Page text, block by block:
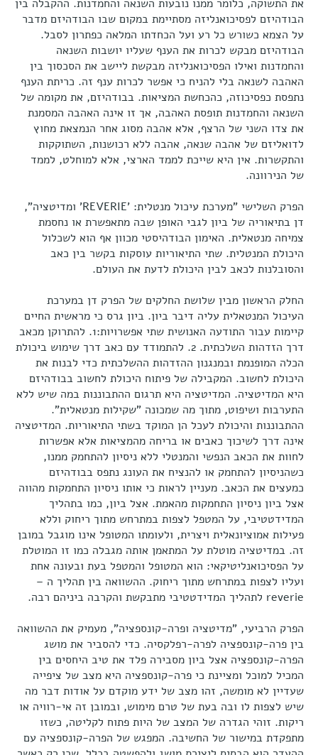
את התשוקה, כלומר ממנו נובעות השנאה והחמדנות. ההקבלה בין
הבודהיזם לפסיכואנליזה מסתיימת במקום שבו הבודהיזם מדבר
על הצמא כשורש כל רע ועל הכחדתו המלאה כפתרון לסבל.
הבודהיזם מבקש לכרות את הענף שעליו יושבות השנאה
והחמדנות ואילו הפסיכואנליזה מבקשת ליישב את הסכסוך בין
האהבה לשנאה בלי להניח כי אפשר לכרות ענף זה. כריתת הענף
נתפסת כפסיכוזה, כהכחשת המציאות. בבודהיזם, את מקומה של
השנאה והחמדנות תופסת האהבה, אך זו אינה האהבה המסמנת
את צדו השני של הרצף, אלא אהבה מסוג אחר הנמצאת מחוץ
לדואליזם של אהבה שנאה, אהבה ללא רכושנות, השתוקקות
והתקשרות. אין היא שייכת לממד הארצי, אלא למוחלט, לממד
של הנירוונה.
הפרק השלישי "מערכת עיכול מנטלית: 'REVERIE' ומדיטציה",
דן בתיאוריה של ביון לגבי האופן שבה מתאפשרת או נחסמת
צמיחה מנטאלית. האימון הבודהיסטי מכוון אף הוא לשכלול
היכולת המנטלית. שתי התיאוריות עוסקות בקשר בין כאב
והסובלנות לכאב לבין היכולת לדעת את העולם.
החלק הראשון מבין שלושת החלקים של הפרק דן במערכת
העיכול המנטאלית עליה דיבר ביון. ביון גרס כי מראשית החיים
קיימות עבור התודעה האנושית שתי אפשרויות:1. להתרוקן מכאב
דרך הזדהות השלכתית. 2. להתמודד עם כאב דרך שימוש ביכולת
הכלה המופנמת ובמנגנון ההזדהות ההשלכתית כדי לבנות את
היכולת לחשוב. המקבילה של פיתוח היכולת לחשוב בבודהיזם
היא המדיטציה. המדיטציה היא תרגום ההתבוננות במה שיש ללא
התערבות ושיפוט, מתוך מה שמכונה "שקילות מנטאלית".
ההתבוננות והיכולת לעכל הן המוקד בשתי התיאוריות. המדיטציה
אינה דרך לשיכוך כאבים או בריחה מהמציאות אלא אפשרות
לחוות את הכאב הנפשי והמנטלי ללא ניסיון להתחמק ממנו,
כשהניסיון להתחמק או להנציח את העונג נתפס בבודהיזם
כמעצים את הכאב. מעניין לראות כי אותו ניסיון התחמקות מהווה
אצל ביון ניסיון התחמקות מהאמת. אצל ביון, כמו בתהליך
המדידטטיבי, על המטפל לצפות במתרחש מתוך ריחוק וללא
פעילות אמוציונאלית ויצרית, ולעומתו המטופל אינו מוגבל במובן
זה. במדיטציה מוטלת על המתאמן אותה מגבלה כמו זו המוטלת
על הפסיכואנליטיקאי: הוא המטופל והמטפל בעת ובעונה אחת
ועליו לצפות במתרחש מתוך ריחוק. ההשוואה בין תהליך ה –
reverie לתהליך המדידטטיבי מתבקשת והקרבה ביניהם רבה.
הפרק הרביעי, "מדיטציה ופרה-קונספציה", מעמיק את ההשוואה
בין פרה-קונספציה לפרה-רפלקסיה. כדי להסביר את מושג
הפרה-קונספציה אצל ביון מסבירה פלד את טיב היחסים בין
המכיל למוכל ומציינת כי פרה-קונספציה היא מצב של ציפייה
שעדיין לא מומשה, זהו מצב של ידע מוקדם על אודות דבר מה
שיש לצפות לו ובה בעת של טרם מימוש, ובמובן זה אי-רוויה או
ריקות. זוהי הגדרה של המצב של היות פתוח לקליטה, כשזו
מתפקדת במישור של החשיבה. המפגש של הפרה-קונספציה עם